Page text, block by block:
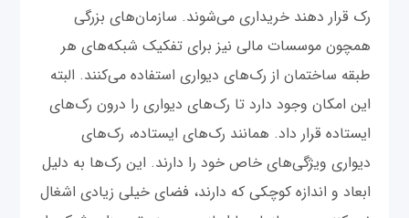
رک قرار دهند خریداری می‌شوند. سازمان‌های بزرگی
همچون موسسات مالی نیز برای تفکیک شبکه‌های هر
طبقه ساختمان از رک‌های دیواری استفاده می‌کنند. البته
این امکان وجود دارد تا رک‌های دیواری را درون رک‌های
ایستاده قرار داد. همانند رک‌های ایستاده، رک‌های
دیواری ویژگی‌های خاص خود را دارند. این رک‌ها به دلیل
ابعاد و اندازه کوچکی که دارند، فضای خیلی زیادی اشغال